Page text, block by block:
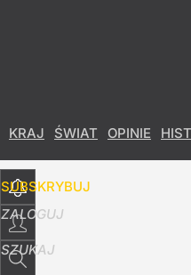
KRAJ ŚWIAT OPINIE
SUBSKRYBUJ
ZALOGUJ
SZUKAJ